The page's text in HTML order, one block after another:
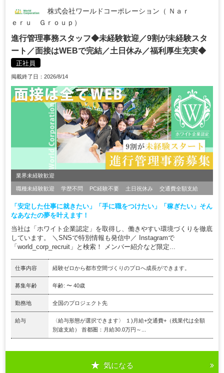
株式会社ワールドコーポレーション（ Ｎａｒ
ｅｒｕ Ｇｒｏｕｐ）
進行管理事務スタッフ◆未経験歓迎／9割が未経験スタ
ート／面接はWEBで完結／土日休み／福利厚生充実◆
正社員
掲載終了日：2026/8/14
業界未経験歓迎
職種未経験歓迎 学歴不問 PC経験不要 土日祝休み 交通費全額支給
「安定した仕事に就きたい」「手に職をつけたい」「稼ぎたい」そん
なあなたの夢を叶えます！
当社は「ホワイト企業認定」を取得し、働きやすい環境づくりを徹底
しています。 ＼SNSで特別情報も発信中／ Instagramで
「world_corp_recruit」と検索！ メンバー紹介など限定...
仕事内容 経験ゼロから都市空間づくりのプロへ成長ができます。
募集年齢 年齢: 〜 40歳
勤務地 全国のプロジェクト先
給与
〈給与形態が選択できます〉 １)月給+交通費+（残業代は全額
別途支給） 首都圏：月給30.0万円～...
気になる